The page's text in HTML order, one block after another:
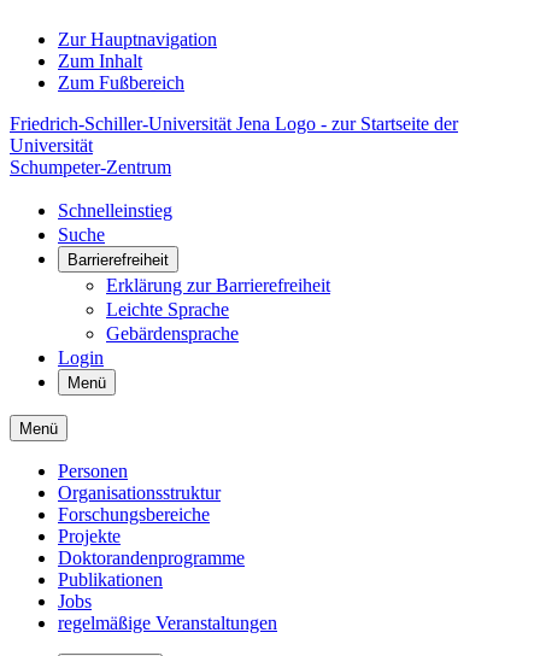
Zur Hauptnavigation
Zum Inhalt
Zum Fußbereich
Friedrich-Schiller-Universität Jena Logo - zur Startseite der
Universität
Schumpeter-Zentrum
Schnelleinstieg
Suche
Barrierefreiheit
Erklärung zur Barrierefreiheit
Leichte Sprache
Gebärdensprache
Login
Menü
Menü
Personen
Organisationsstruktur
Forschungsbereiche
Projekte
Doktorandenprogramme
Publikationen
Jobs
regelmäßige Veranstaltungen